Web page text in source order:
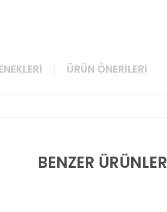
ÜRÜN ÖNERILERI
BENZER ÜRÜNLER